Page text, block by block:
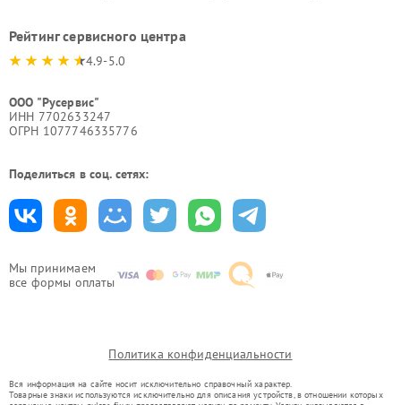
Мы принимаем
все формы оплаты
Рейтинг сервисного центра
4.9-5.0
ООО "Русервис"
ИНН 7702633247
ОГРН 1077746335776
Поделиться в соц. сетях:
Политика конфиденциальности
Вся информация на сайте носит исключительно справочный характер.
Товарные знаки используются исключительно для описания устройств, в отношении которых